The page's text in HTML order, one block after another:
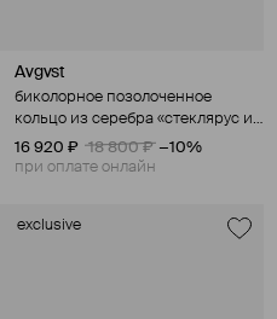
Avgvst
биколорное позолоченное
кольцо из серебра «стеклярус и
бисер»
16 920 ₽ 18 800 ₽ −10%
при оплате онлайн
exclusive